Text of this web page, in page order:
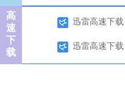
高
速
下
载
迅雷高速下载
迅雷高速下载